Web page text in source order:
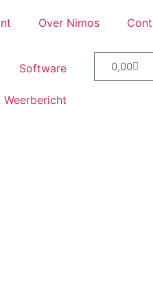
Over Nimos
Software
Weerbericht
0,00